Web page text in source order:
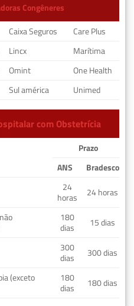
Congêneres
Caixa Seguros
Care Plus
Lincx
Marítima
Omint
One Health
Sul américa Unimed
com Obstetrícia
Prazo
ANS
Bradesco
24
horas
24 horas
180
dias
15 dias
300
dias
300 dias
(exceto
180
dias
180 dias